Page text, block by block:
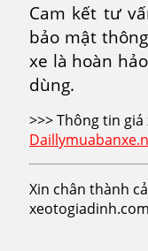
Cam kết tư
bảo mật
xe là hoàn
dùng.
>>> Thông tin
Xin chân thành